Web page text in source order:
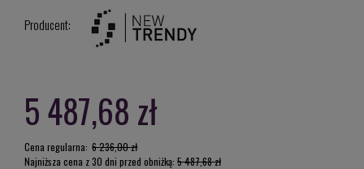
Producent:
5 487,68 zł
Cena regularna: 6 236,00 zł
Najniższa cena z 30 dni przed obniżką: 5 487,68 zł